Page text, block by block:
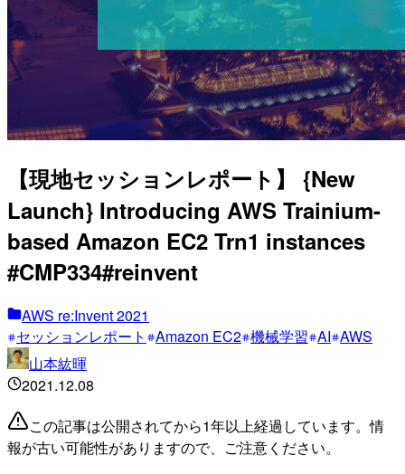
【現地セッションレポート】 {New
Launch} Introducing AWS Trainium-
based Amazon EC2 Trn1 instances
#CMP334#reinvent
AWS re:Invent 2021
セッションレポート
Amazon EC2 機械学習 AI AWS
山本紘暉
2021.12.08
この記事は公開されてから1年以上経過しています。情
報が古い可能性がありますので、ご注意ください。